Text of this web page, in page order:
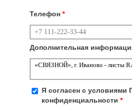
Телефон *
Дополнительная
Я согласен с условиями
конфиденциальности *